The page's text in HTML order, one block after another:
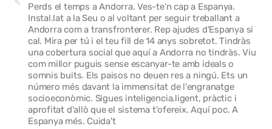
Perds el temps a Andorra. Ves-te'n cap a Espanya.
Instal.lat a la Seu o al voltant per seguir treballant a
Andorra com a transfronterer. Rep ajudes d'Espanya si
cal. Mira per tú i el teu fill de 14 anys sobretot. Tindràs
una cobertura social que aquí a Andorra no tindràs. Viu
com millor puguis sense escanyar-te amb ideals o
somnis buits. Els paisos no deuen res a ningú. Ets un
número més davant la immensitat de l'engranatge
socioeconòmic. Sigues inteligencia.ligent, pràctic i
aprofitat d'allò que el sistema t'ofereix. Aquí poc. A
Espanya més. Cuida't